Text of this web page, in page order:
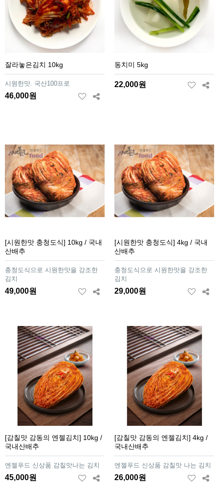
잘라놓은김치 10kg
시원한맛. 국산100프로
46,000원
동치미 5kg
22,000원
[시원한맛 충청도식] 10kg / 국내
산배추
충청도식으로 시원한맛을 강조한
김치
49,000원
[시원한맛 충청도식] 4kg / 국내
산배추
충청도식으로 시원한맛을 강조한
김치
29,000원
[감칠맛 감동의 엔젤김치] 10kg /
국내산배추
엔젤푸드 신상품 감칠맛나는 김치
45,000원
[감칠맛 감동의 엔젤김치] 4kg /
국내산배추
엔젤푸드 신상품 감칠맛 나는 김치
26,000원